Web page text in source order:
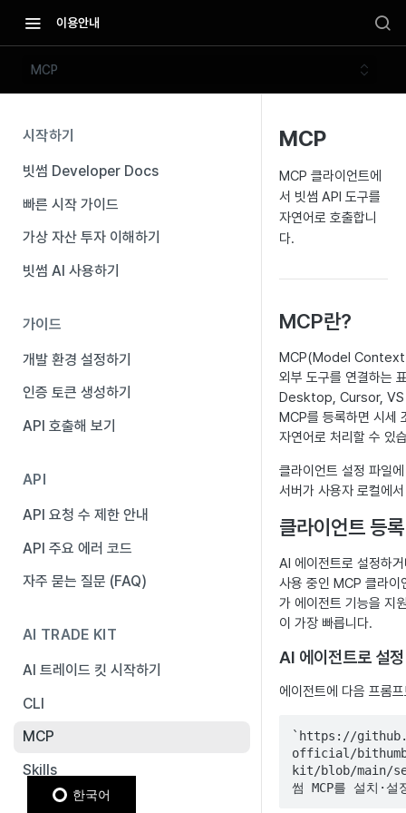
이용안내
MCP
시작하기
빗썸 Developer Docs
빠른 시작 가이드
가상 자산 투자 이해하기
빗썸 AI 사용하기
가이드
개발 환경 설정하기
인증 토큰 생성하기
API 호출해 보기
API
API 요청 수 제한 안내
API 주요 에러 코드
자주 묻는 질문 (FAQ)
AI TRADE KIT
AI 트레이드 킷 시작하기
CLI
MCP
Skills
MCP
MCP 클라이언트에
서 빗썸 API 도구를
자연어로 호출합니
다.
MCP란?
MCP(Model Context
외부 도구를 연결하는
Desktop, Cursor, VS
MCP를 등록하면 시세
자연어로 처리할 수 있
클라이언트 설정 파일
서버가 사용자 로컬에
클라이언트 등록
AI 에이전트로 설정하
사용 중인 MCP 클라
가 에이전트 기능을 지
이 가장 빠릅니다.
AI 에이전트로 설정
에이전트에 다음 프롬
`https://
official/
kit/blob/main/
썸 MCP를 설치·설
한국어